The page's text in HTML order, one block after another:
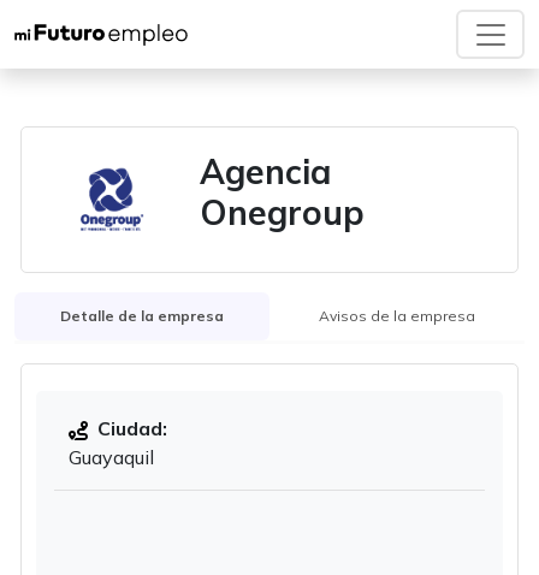
Agencia
Onegroup
Detalle de la empresa Avisos de la empresa
Ciudad:
Guayaquil